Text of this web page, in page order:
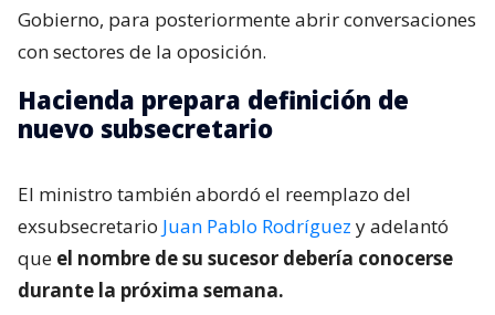
Gobierno, para posteriormente abrir conversaciones
con sectores de la oposición.
Hacienda prepara definición de
nuevo subsecretario
El ministro también abordó el reemplazo del
exsubsecretario Juan Pablo Rodríguez y adelantó
que el nombre de su sucesor debería conocerse
durante la próxima semana.